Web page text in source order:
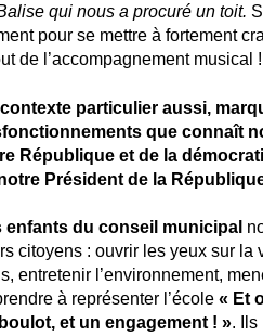
qui nous a procuré un toit.
pour se mettre à fortement
de l’accompagnement musical !
particulier aussi,
que connaît
République et de la
Président de la
enfants du conseil municipal
citoyens : ouvrir les yeux sur
entretenir l’environnement,
à représenter l’école « Et
et un engagement ! ». Ils